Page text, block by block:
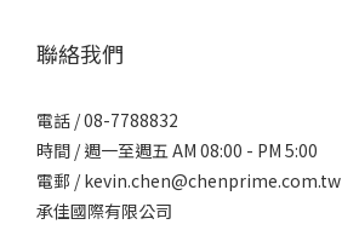
聯絡我們
電話 / 08-7788832
時間 / 週一至週五 AM 08:00 - PM 5:00
電郵 / kevin.chen@chenprime.com.tw
承佳國際有限公司